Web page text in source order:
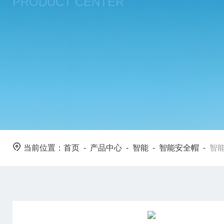
当前位置： 首页 - 产品中心 - 智能 - 智能安全帽 - 智